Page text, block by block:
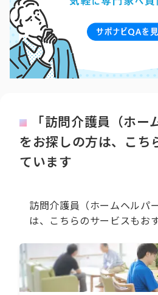
「訪問介護員（ホー
をお探しの方は、こち
ています
訪問介護員（ホームヘルパ
は、こちらのサービスもお